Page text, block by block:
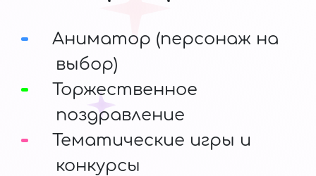
Аниматор (персонаж на
выбор)
Торжественное
поздравление
Тематические игры и
конкурсы